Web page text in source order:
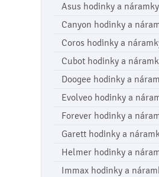
Asus hodinky a náramky
Canyon hodinky a
Coros hodinky a
Cubot hodinky a
Doogee hodinky a
Evolveo hodinky a
Forever hodinky a
Garett hodinky a
Helmer hodinky a
Immax hodinky a